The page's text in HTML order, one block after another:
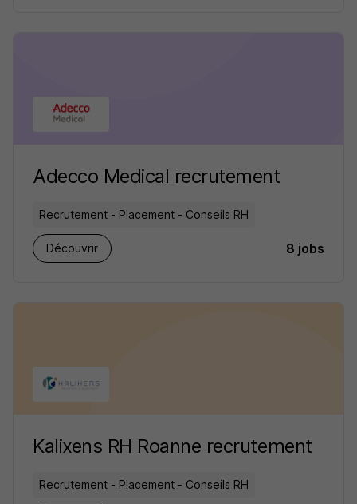
Adecco Medical recrutement
Recrutement - Placement - Conseils RH
Découvrir 8 jobs
Kalixens RH Roanne recrutement
Recrutement - Placement - Conseils RH